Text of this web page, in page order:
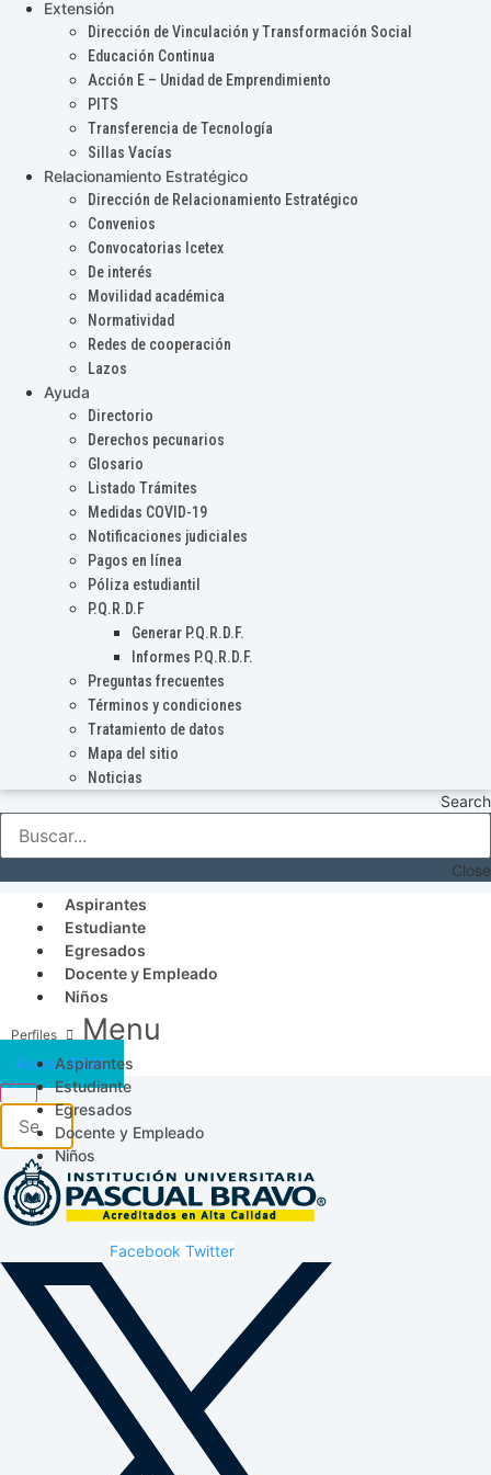
Extensión
Dirección de Vinculación y Transformación Social
Educación Continua
Acción E – Unidad de Emprendimiento
PITS
Transferencia de Tecnología
Sillas Vacías
Relacionamiento Estratégico
Dirección de Relacionamiento Estratégico
Convenios
Convocatorias Icetex
De interés
Movilidad académica
Normatividad
Redes de cooperación
Lazos
Ayuda
Directorio
Derechos pecunarios
Glosario
Listado Trámites
Medidas COVID-19
Notificaciones judiciales
Pagos en línea
Póliza estudiantil
P.Q.R.D.F
Generar P.Q.R.D.F.
Informes P.Q.R.D.F.
Preguntas frecuentes
Términos y condiciones
Tratamiento de datos
Mapa del sitio
Noticias
Search
Close
Aspirantes
Estudiante
Egresados
Docente y Empleado
Niños
Menu
Aspirantes
Estudiante
Egresados
Docente y Empleado
Niños
Acceso SICAU
Facebook Twitter